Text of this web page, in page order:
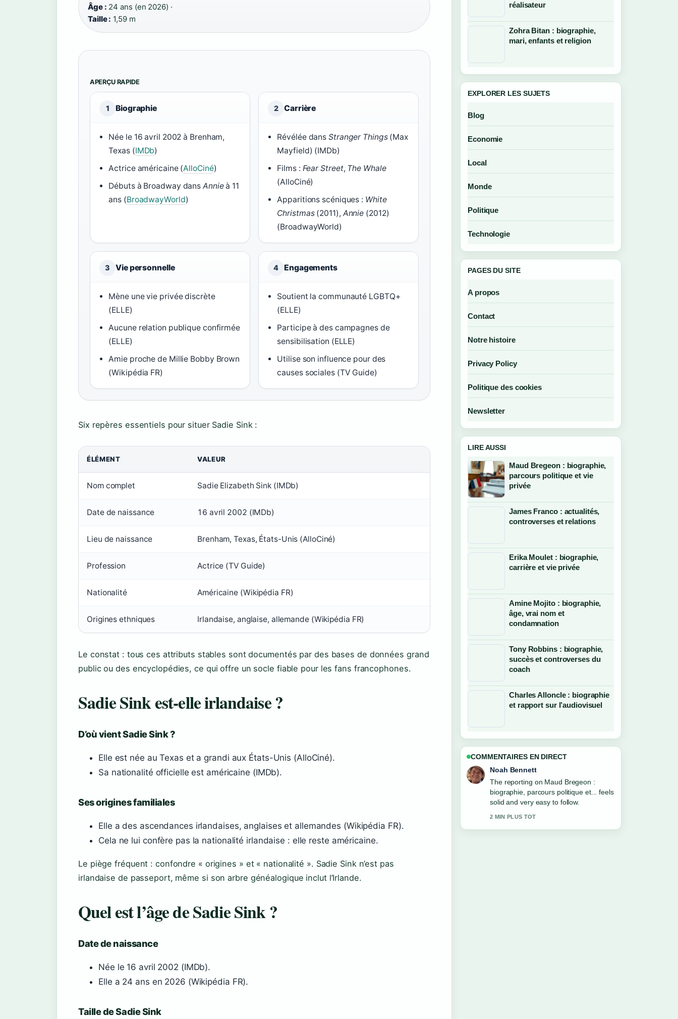
Âge : 24 ans (en 2026) ·
Taille : 1,59 m
APERÇU RAPIDE
1 Biographie
Née le 16 avril 2002 à Brenham,
Texas (IMDb)
Actrice américaine (AlloCiné)
Débuts à Broadway dansAnnieà 11
ans (BroadwayWorld)
2 Carrière
Révélée dansStranger Things(Max
Mayfield) (IMDb)
Films : Fear Street, The Whale
(AlloCiné)
Apparitions scéniques : White
Christmas(2011), Annie (2012)
(BroadwayWorld)
3 Vie personnelle
Mène une vie privée discrète
(ELLE)
Aucune relation publique confirmée
(ELLE)
Amie proche de Millie Bobby Brown
(Wikipédia FR)
4 Engagements
Soutient la communauté LGBTQ+
(ELLE)
Participe à des campagnes de
sensibilisation (ELLE)
Utilise son influence pour des
causes sociales (TV Guide)
Six repères essentiels pour situer Sadie Sink :
ÉLÉMENT VALEUR
Nom complet Sadie Elizabeth Sink (IMDb)
Date de naissance 16 avril 2002 (IMDb)
Lieu de naissance Brenham, Texas, États-Unis (AlloCiné)
Profession Actrice (TV Guide)
Nationalité Américaine (Wikipédia FR)
Origines ethniques Irlandaise, anglaise, allemande (Wikipédia FR)
Le constat : tous ces attributs stables sont documentés par des bases de données grand
public ou des encyclopédies, ce qui offre un socle fiable pour les fans francophones.
Sadie Sink est-elle irlandaise ?
D’où vient Sadie Sink ?
Elle est née au Texas et a grandi aux États-Unis (AlloCiné).
Sa nationalité officielle est américaine (IMDb).
Ses origines familiales
Elle a des ascendances irlandaises, anglaises et allemandes (Wikipédia FR).
Cela ne lui confère pas la nationalité irlandaise : elle reste américaine.
Le piège fréquent : confondre « origines » et « nationalité ». Sadie Sink n’est pas
irlandaise de passeport, même si son arbre généalogique inclut l’Irlande.
Quel est l’âge de Sadie Sink ?
Date de naissance
Née le 16 avril 2002 (IMDb).
Elle a 24 ans en 2026 (Wikipédia FR).
Taille de Sadie Sink
réalisateur
Zohra Bitan : biographie,
mari, enfants et religion
EXPLORER LES SUJETS
Blog
Economie
Local
Monde
Politique
Technologie
PAGES DU SITE
A propos
Contact
Notre histoire
Privacy Policy
Politique des cookies
Newsletter
LIRE AUSSI
Maud Bregeon : biographie,
parcours politique et vie
privée
James Franco : actualités,
controverses et relations
Erika Moulet : biographie,
carrière et vie privée
Amine Mojito : biographie,
âge, vrai nom et
condamnation
Tony Robbins : biographie,
succès et controverses du
coach
Charles Alloncle : biographie
et rapport sur l’audiovisuel
COMMENTAIRES EN DIRECT
Elin Holm
Good verification work around Anna
Kournikova : biographie, vie privée,
santé.... More outlets should write like